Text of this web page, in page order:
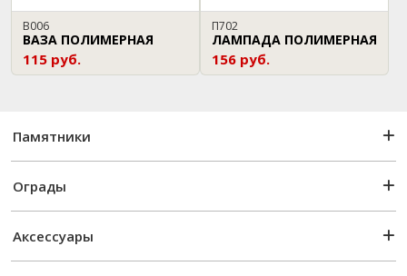
В006
ВАЗА ПОЛИМЕРНАЯ
115 руб.
П702
ЛАМПАДА ПОЛИМЕРНАЯ
156 руб.
Памятники
Ограды
Аксессуары